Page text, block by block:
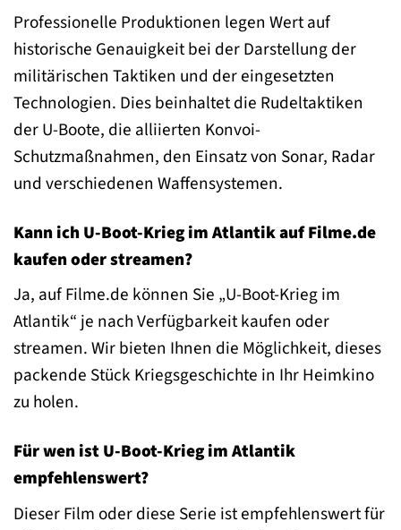
Professionelle Produktionen legen Wert auf
historische Genauigkeit bei der Darstellung der
militärischen Taktiken und der eingesetzten
Technologien. Dies beinhaltet die Rudeltaktiken
der U-Boote, die alliierten Konvoi-
Schutzmaßnahmen, den Einsatz von Sonar, Radar
und verschiedenen Waffensystemen.
Kann ich U-Boot-Krieg im Atlantik auf Filme.de
kaufen oder streamen?
Ja, auf Filme.de können Sie „U-Boot-Krieg im
Atlantik“ je nach Verfügbarkeit kaufen oder
streamen. Wir bieten Ihnen die Möglichkeit, dieses
packende Stück Kriegsgeschichte in Ihr Heimkino
zu holen.
Für wen ist U-Boot-Krieg im Atlantik
empfehlenswert?
Dieser Film oder diese Serie ist empfehlenswert für